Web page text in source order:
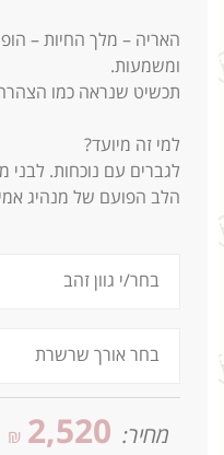
האריה – מלך החיות –
ומשמעות.
תכשיט שנראה כמו
למי זה מיועד?
לגברים עם נוכחות. לבני
הלב הפועם של מנהיג
מחיר: 2,520
₪